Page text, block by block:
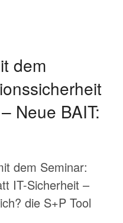
dem
Neue BAIT:
dem Seminar:
IT-Sicherheit –
die S+P Tool